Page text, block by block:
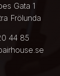
Gata 1
Frölunda
44 85